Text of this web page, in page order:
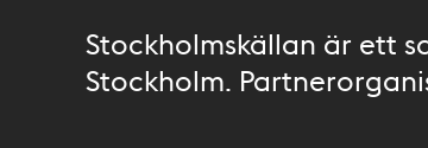
Stockholmskällan är ett
Stockholm.